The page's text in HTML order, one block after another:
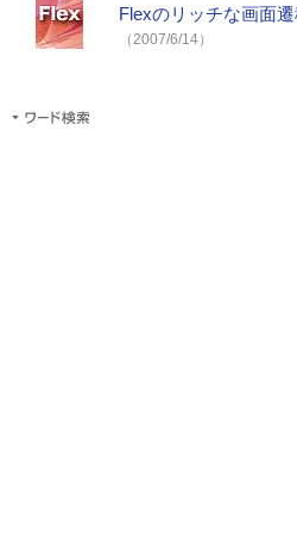
Flexのリッチな画面
（2007/6/14）